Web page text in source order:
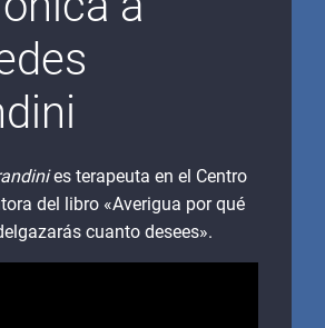
es terapeuta en el Centro
del libro «Averigua por qué
cuanto desees».